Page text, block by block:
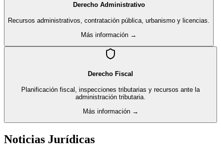
Derecho Administrativo
Recursos administrativos, contratación pública, urbanismo y licencias.
Más información →
Derecho Fiscal
Planificación fiscal, inspecciones tributarias y recursos ante la
administración tributaria.
Más información →
Noticias Jurídicas